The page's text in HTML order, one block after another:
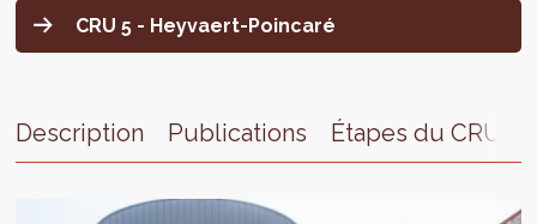
CRU 5 - Heyvaert-Poincaré
Description Publications Étapes du CRU